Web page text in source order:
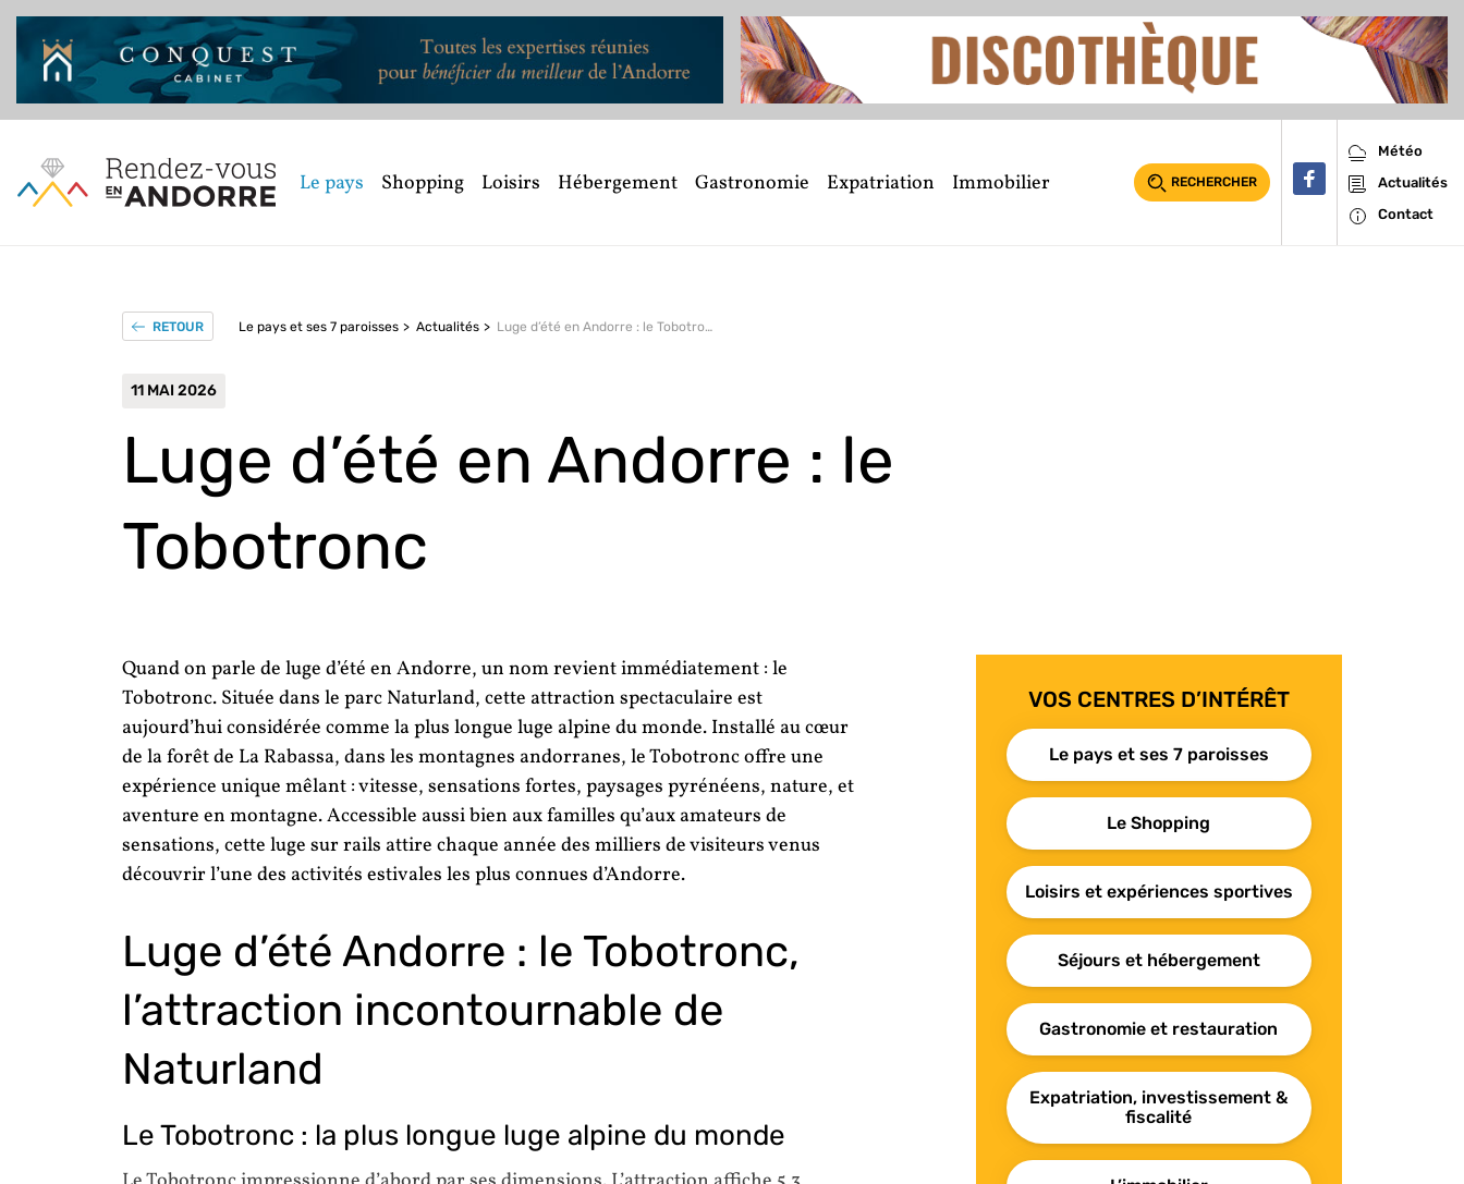
Le pays Shopping Loisirs Hébergement Gastronomie Expatriation Immobilier RECHERCHER
Météo
Actualités
Contact
RETOUR Le pays et ses 7 paroisses Actualités Luge d’été en Andorre : le Tobotronc
11 MAI 2026
Luge d’été en Andorre : le
Tobotronc
Quand on parle de luge d’été en Andorre, un nom revient immédiatement : le
Tobotronc. Située dans le parc Naturland, cette attraction spectaculaire est
aujourd’hui considérée comme la plus longue luge alpine du monde. Installé au cœur
de la forêt de La Rabassa, dans les montagnes andorranes, le Tobotronc offre une
expérience unique mêlant : vitesse, sensations fortes, paysages pyrénéens, nature, et
aventure en montagne. Accessible aussi bien aux familles qu’aux amateurs de
sensations, cette luge sur rails attire chaque année des milliers de visiteurs venus
découvrir l’une des activités estivales les plus connues d’Andorre.
Luge d’été Andorre : le Tobotronc,
l’attraction incontournable de
Naturland
Le Tobotronc : la plus longue luge alpine du monde
VOS CENTRES D’INTÉRÊT
Le pays et ses 7 paroisses
Le Shopping
Loisirs et expériences sportives
Séjours et hébergement
Gastronomie et restauration
Expatriation, investissement &
fiscalité